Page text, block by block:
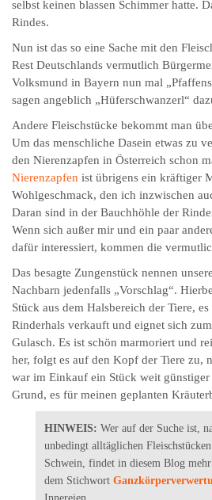
selbst keinen blassen Schimmer hatte.
Rindes.
Nun ist das so eine Sache mit den
Rest Deutschlands vermutlich
Volksmund in Bayern nun mal
sagen angeblich „Hüferschwanzerl“
Andere Fleischstücke bekommt man
Um das menschliche Dasein etwas zu
den Nierenzapfen in Österreich schon
Nierenzapfen ist übrigens ein kräftiger
Wohlgeschmack, den ich inzwischen
Daran sind in der Bauchhöhle der
Wenn sich außer mir und ein paar
dafür interessiert, kommen die
Das besagte Zungenstück nennen
Nachbarn jedenfalls „Vorschlag“.
Stück aus dem Halsbereich der Tiere,
Rinderhals verkauft und eignet sich
Gulasch. Es ist schön marmoriert und
her, folgt es auf den Kopf der Tiere zu,
war im Einkauf ein Stück weit günstiger
Grund, es für meinen geplanten
HINWEIS: Wer auf der Suche ist,
unbedingt alltäglichen
Schwein, findet in diesem Blog
dem Stichwort